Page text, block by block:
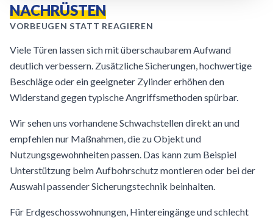
NACHRÜSTEN
VORBEUGEN STATT REAGIEREN
Viele Türen lassen sich mit überschaubarem Aufwand
deutlich verbessern. Zusätzliche Sicherungen, hochwertige
Beschläge oder ein geeigneter Zylinder erhöhen den
Widerstand gegen typische Angriffsmethoden spürbar.
Wir sehen uns vorhandene Schwachstellen direkt an und
empfehlen nur Maßnahmen, die zu Objekt und
Nutzungsgewohnheiten passen. Das kann zum Beispiel
Unterstützung beim Aufbohrschutz montieren oder bei der
Auswahl passender Sicherungstechnik beinhalten.
Für Erdgeschosswohnungen, Hintereingänge und schlecht